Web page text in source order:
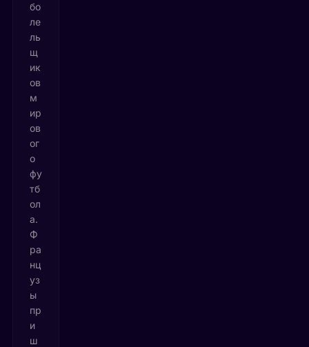
бо
ле
ль
щ
ик
ов
м
ир
ов
ог
о
фу
тб
ол
а.
Ф
ра
нц
уз
ы
пр
и
ш